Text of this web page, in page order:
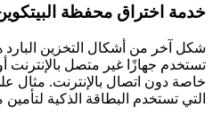
خدمة اختراق محفظة
شكل آخر من أشكال التخزين البارد
تستخدم جهازًا غير متصل بالإنترنت
التي تستخدم البطاقة الذكية